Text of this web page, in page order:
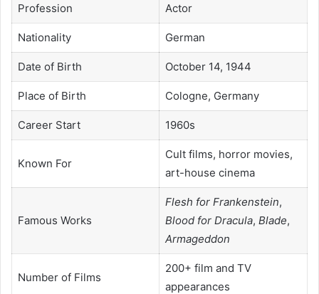
Profession Actor
Nationality German
Date of Birth October 14, 1944
Place of Birth Cologne, Germany
Career Start 1960s
Known For
Cult films, horror movies,
art-house cinema
Famous Works
Flesh for Frankenstein,
Blood for Dracula, Blade,
Armageddon
Number of Films
200+ film and TV
appearances